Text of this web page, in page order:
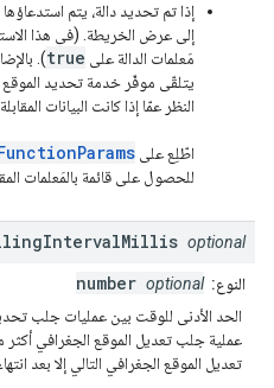
إذا تم تحديد دالة، يتم
إلى عرض الخريطة. (في هذا
مَعلمات الدالة على true
).
النظر عمّا إذا كانت البيانات
اطّلِع على
للحصول على قائمة بالمَعلمات
IntervalMillis optional
النوع: number optional
الحد الأدنى للوقت بين عمليات جلب
عملية جلب تعديل الموقع الجغرافي أكثر
تعديل الموقع الجغرافي التالي إلا بعد